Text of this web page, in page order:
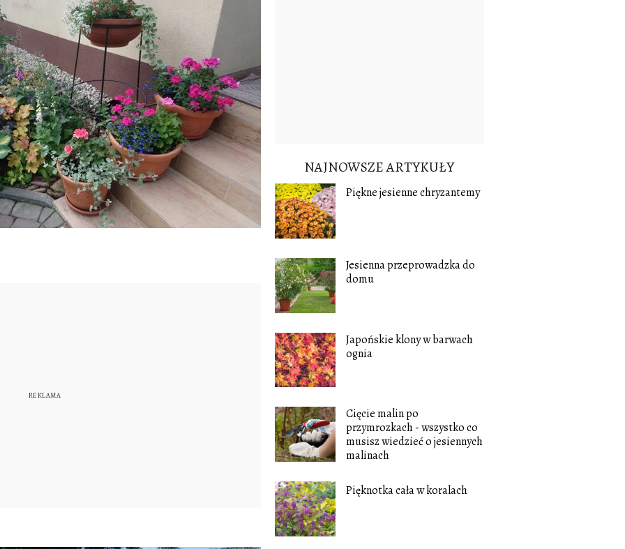
NAJNOWSZE ARTYKUŁY
Piękne jesienne chryzantemy
Jesienna przeprowadzka do
domu
Japońskie klony w barwach
ognia
Cięcie malin po
przymrozkach - wszystko co
musisz wiedzieć o jesiennych
malinach
Pięknotka cała w koralach